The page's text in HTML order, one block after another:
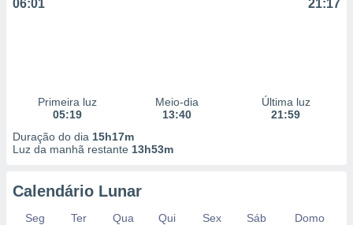
06:01 21:17
Primeira luz
05:19
Meio-dia
13:40
Última luz
21:59
Duração do dia 15h17m
Luz da manhã restante 13h53m
Calendário Lunar
Seg Ter Qua Qui Sex Sáb
Domo